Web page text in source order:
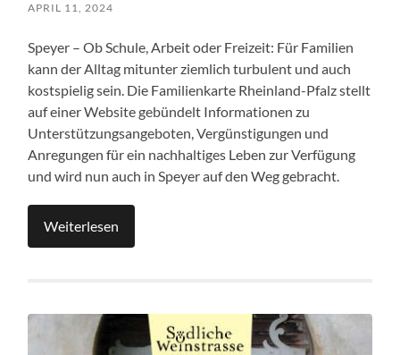
APRIL 11, 2024
Speyer – Ob Schule, Arbeit oder Freizeit: Für Familien
kann der Alltag mitunter ziemlich turbulent und auch
kostspielig sein. Die Familienkarte Rheinland-Pfalz stellt
auf einer Website gebündelt Informationen zu
Unterstützungsangeboten, Vergünstigungen und
Anregungen für ein nachhaltiges Leben zur Verfügung
und wird nun auch in Speyer auf den Weg gebracht.
Weiterlesen